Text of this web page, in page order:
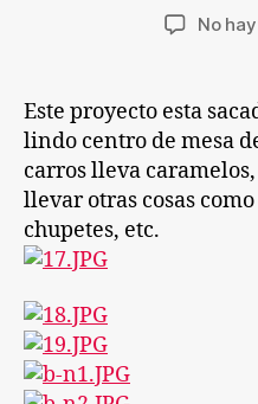
de
No
Este proyecto esta
lindo centro de mesa
carros lleva
llevar otras cosas
chupetes, etc.